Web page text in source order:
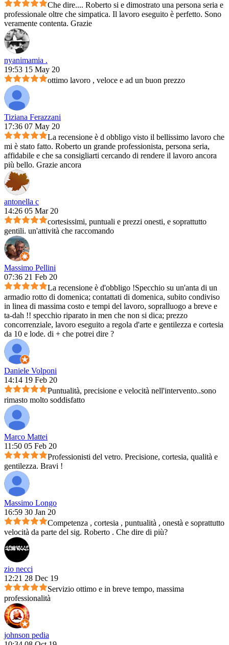
Che dire.... Roberto si e dimostrato una persona seria e
professionale oltre che simpatica. Il lavoro eseguito è perfetto. Sono
veramente contenta. Grazie
nyanimamia .
19:53 15 May 20
ottimo lavoro , veloce e ad un buon prezzo
Tiziana Ferazzani
17:36 07 May 20
La recensione è d obbligo visto il bellissimo lavoro che
mi è stato fatto. Roberto un grande professionista, persona seria,
affidabile e che sa consigliarti cercando di rendere il lavoro ancora
più bello. Grazie ancora
antonella c
14:26 05 Mar 20
cortesissimi, puntuali e prezzi onesti, e soprattutto
gentili. un'attività che raccomando
Massimo Pellini
07:36 21 Feb 20
La recensione è d'obbligo !Specchio su un'anta di un
armadio rotto di domenica; contattati di domenica, subito condiviso
in linea di massima costo e tempi del lavoro, sopralluogo a breve e
ta-dah !! specchio riparato in men che non si dica; prezzo
concorrenziale, lavoro eseguito a regola d'arte e gentilezza e cortesia
da 10 e lode. di + che potrei dire ?
Daniele Volponi
14:14 19 Feb 20
Puntualità, precisione e velocità nell'intervento..sono
rimasto molto soddisfatto
Marco Mattei
11:50 05 Feb 20
Professionisti del vetro. Precisione, cortesia, qualità e
gentilezza. Bravi !
Massimo Longo
16:59 30 Jan 20
Competenza , cortesia , puntualità , onestà e soprattutto
velocità da parte del sig. Roberto . Che dire di più?
zio necci
12:21 28 Dec 19
Servizio ottimo e in breve tempo, massima
professionalità
johnson pedia